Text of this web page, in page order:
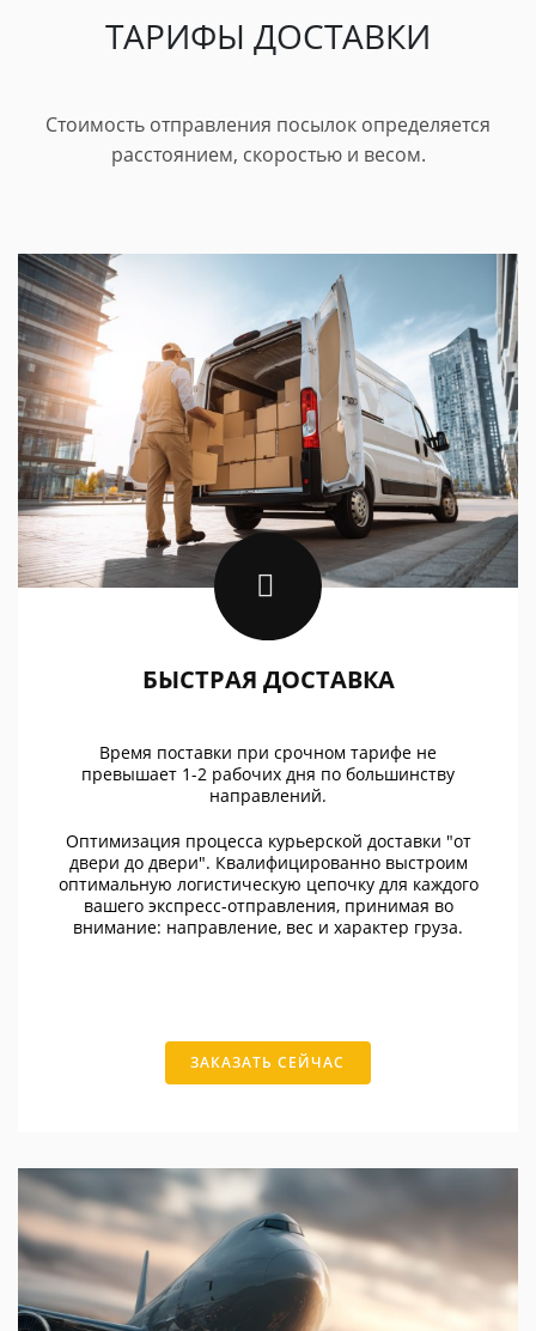
ТАРИФЫ ДОСТАВКИ
Стоимость отправления посылок определяется
расстоянием, скоростью и весом.
БЫСТРАЯ ДОСТАВКА
Время поставки при срочном тарифе не
превышает 1-2 рабочих дня по большинству
направлений.
Оптимизация процесса курьерской доставки "от
двери до двери". Квалифицированно выстроим
оптимальную логистическую цепочку для каждого
вашего экспресс-отправления, принимая во
внимание: направление, вес и характер груза.
ЗАКАЗАТЬ СЕЙЧАС